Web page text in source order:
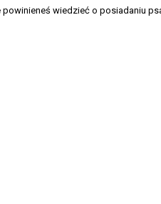
powinieneś wiedzieć o posiadaniu